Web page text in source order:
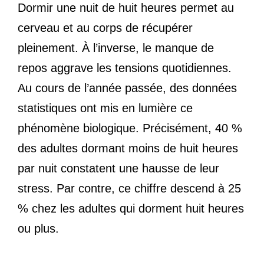
Dormir une nuit de huit heures permet au
cerveau et au corps de récupérer
pleinement. À l’inverse, le manque de
repos aggrave les tensions quotidiennes.
Au cours de l’année passée, des données
statistiques ont mis en lumière ce
phénomène biologique. Précisément, 40 %
des adultes dormant moins de huit heures
par nuit constatent une hausse de leur
stress. Par contre, ce chiffre descend à 25
% chez les adultes qui dorment huit heures
ou plus.